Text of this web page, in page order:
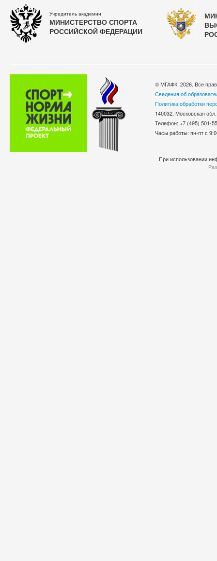
Учредитель академии
МИНИСТЕРСТВО СПОРТА
РОССИЙСКОЙ ФЕДЕРАЦИИ
© МГАФК, 2026. Все
Сведения об
Политика обработки
140032, Московская
Телефон: +7 (495)
Часы работы: пн-пт с
При использовании